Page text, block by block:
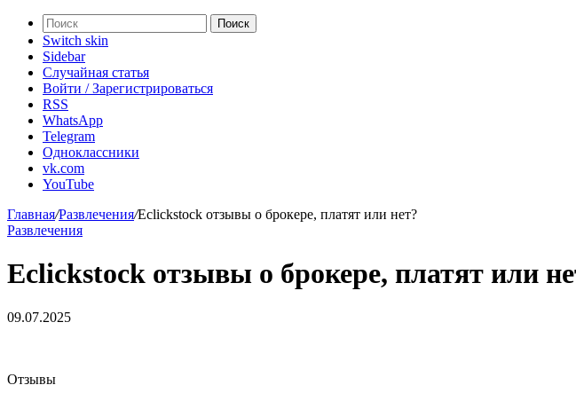
Поиск
Switch skin
Sidebar
Случайная статья
Войти / Зарегистрироваться
RSS
WhatsApp
Telegram
Одноклассники
vk.com
YouTube
Главная/Развлечения/Eclickstock отзывы о брокере, платят или нет?
Развлечения
Eclickstock отзывы о брокере, платят или
09.07.2025
Отзывы